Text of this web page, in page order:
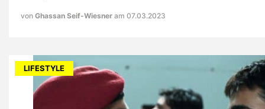
von Ghassan Seif-Wiesner am 07.03.2023
LIFESTYLE